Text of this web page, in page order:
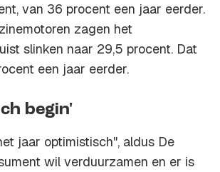
van 36 procent een jaar eerder.
zagen het
slinken naar 29,5 procent. Dat
een jaar eerder.
begin'
jaar optimistisch", aldus De
wil verduurzamen en er is